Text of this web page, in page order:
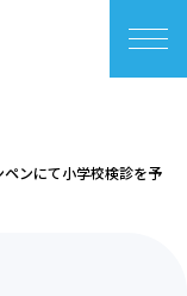
ンにて小学校検診を予